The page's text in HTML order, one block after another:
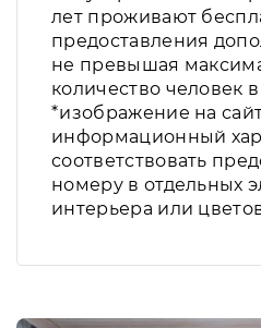
лет проживают
предоставления
не превышая
количество человек
*изображение на
информационный
соответствовать
номеру в отдельных
интерьера или